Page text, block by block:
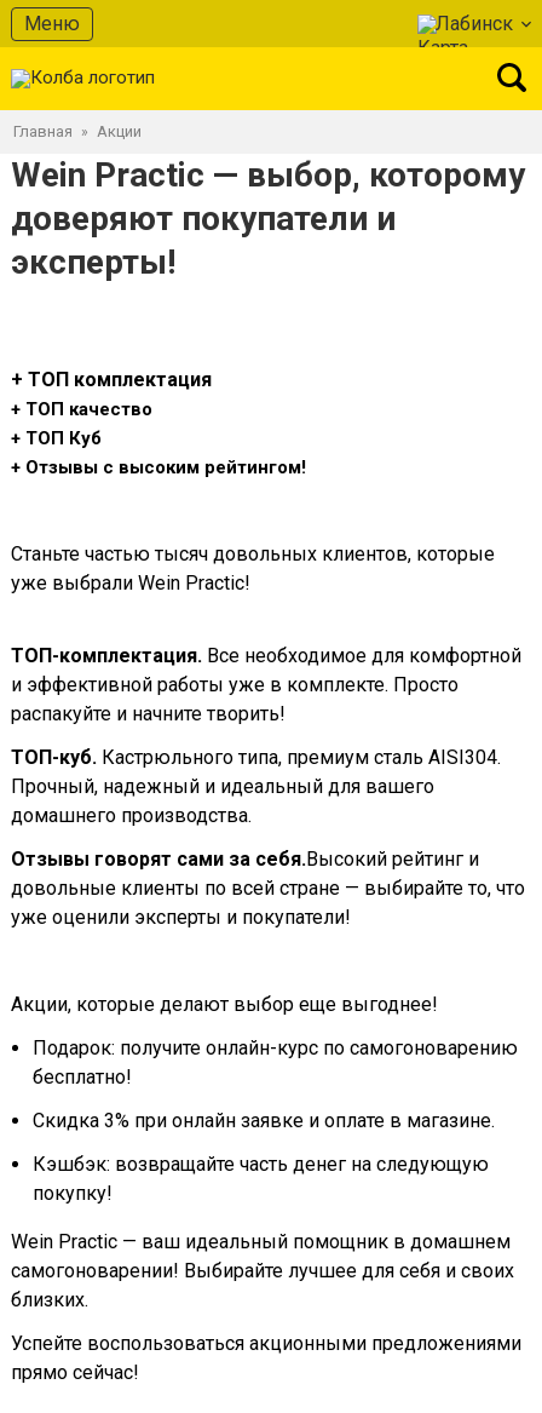
Меню Лабинск
Главная » Акции
Wein Practic — выбор, которому
доверяют покупатели и
эксперты!
+ ТОП комплектация
+ ТОП качество
+ ТОП Куб
+ Отзывы с высоким рейтингом!
Станьте частью тысяч довольных клиентов, которые
уже выбрали Wein Practic!
ТОП-комплектация. Все необходимое для комфортной
и эффективной работы уже в комплекте. Просто
распакуйте и начните творить!
ТОП-куб. Кастрюльного типа, премиум сталь AISI304.
Прочный, надежный и идеальный для вашего
домашнего производства.
Отзывы говорят сами за себя.Высокий рейтинг и
довольные клиенты по всей стране — выбирайте то, что
уже оценили эксперты и покупатели!
Акции, которые делают выбор еще выгоднее!
Подарок: получите онлайн-курс по самогоноварению
бесплатно!
Скидка 3% при онлайн заявке и оплате в магазине.
Кэшбэк: возвращайте часть денег на следующую
покупку!
Wein Practic — ваш идеальный помощник в домашнем
самогоноварении! Выбирайте лучшее для себя и своих
близких.
Успейте воспользоваться акционными предложениями
прямо сейчас!